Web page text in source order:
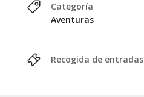
Categoría
Aventuras
Recogida de entradas